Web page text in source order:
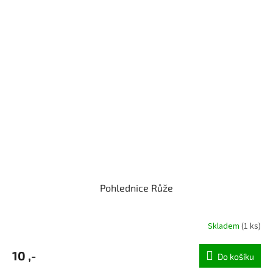
Pohlednice Růže
Skladem (1 ks)
10 ,- Do košíku